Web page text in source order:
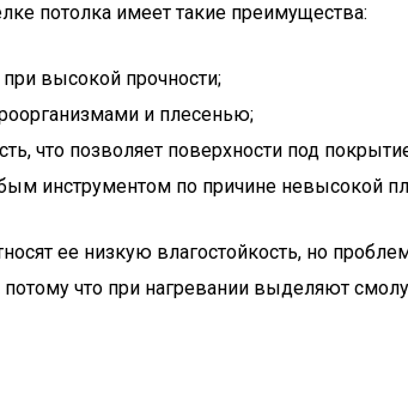
потолка имеет такие преимущества:
высокой прочности;
и плесенью;
что позволяет поверхности под
инструментом по причине невысокой
ее низкую влагостойкость, но
что при нагревании выделяют